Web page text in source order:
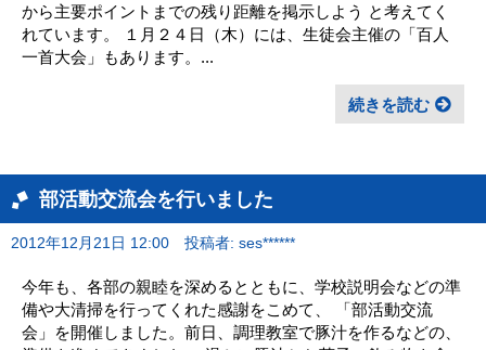
から主要ポイントまでの残り距離を掲示しよう と考えてく
れています。 １月２４日（木）には、生徒会主催の「百人
一首大会」もあります。...
続きを読む
部活動交流会を行いました
2012年12月21日 12:00 投稿者: ses******
今年も、各部の親睦を深めるとともに、学校説明会などの準
備や大清掃を行ってくれた感謝をこめて、 「部活動交流
会」を開催しました。前日、調理教室で豚汁を作るなどの、